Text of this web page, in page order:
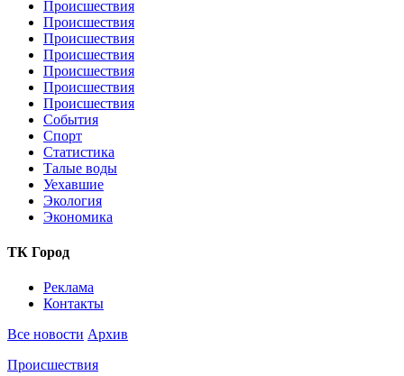
Происшествия
Происшествия
Происшествия
Происшествия
Происшествия
Происшествия
Происшествия
События
Спорт
Статистика
Талые воды
Уехавшие
Экология
Экономика
ТК Город
Реклама
Контакты
Все новости Архив
Происшествия